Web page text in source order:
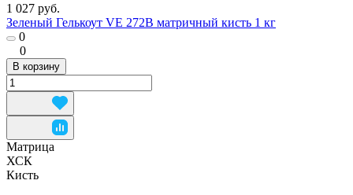
1 027 руб.
Зеленый Гелькоут VE 272B матричный кисть 1 кг
0
0
В корзину
Матрица
ХСК
Кисть